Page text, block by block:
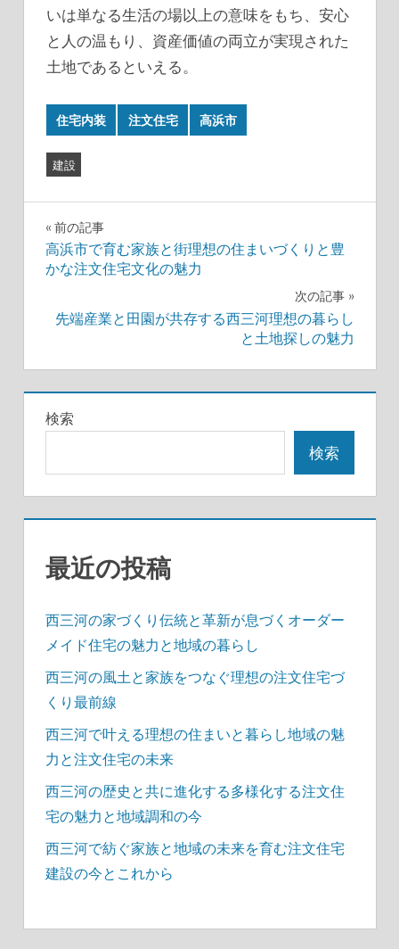
いは単なる生活の場以上の意味をもち、安心
と人の温もり、資産価値の両立が実現された
土地であるといえる。
住宅内装 注文住宅 高浜市
建設
投
稿
ゲ
ー
シ
ョ
ン
前の記事
高浜市で育む家族と街理想の住まいづくりと豊
かな注文住宅文化の魅力
次の記事
先端産業と田園が共存する西三河理想の暮らし
と土地探しの魅力
検索
検索
最近の投稿
西三河の家づくり伝統と革新が息づくオーダー
メイド住宅の魅力と地域の暮らし
西三河の風土と家族をつなぐ理想の注文住宅づ
くり最前線
西三河で叶える理想の住まいと暮らし地域の魅
力と注文住宅の未来
西三河の歴史と共に進化する多様化する注文住
宅の魅力と地域調和の今
西三河で紡ぐ家族と地域の未来を育む注文住宅
建設の今とこれから